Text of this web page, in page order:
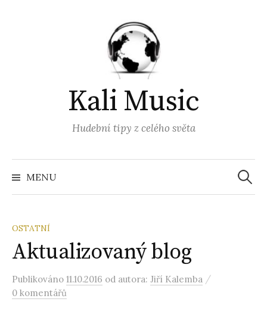
Kali Music
Hudební tipy z celého světa
MENU
OSTATNÍ
Aktualizovaný blog
Publikováno 11.10.2016 od autora: Jiří Kalemba /
0 komentářů